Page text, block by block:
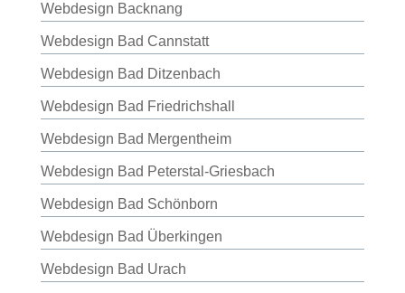
Webdesign Backnang
Webdesign Bad Cannstatt
Webdesign Bad Ditzenbach
Webdesign Bad Friedrichshall
Webdesign Bad Mergentheim
Webdesign Bad Peterstal-Griesbach
Webdesign Bad Schönborn
Webdesign Bad Überkingen
Webdesign Bad Urach